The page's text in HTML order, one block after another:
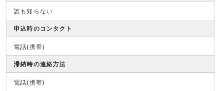
誰も知らない
申込時のコンタクト
電話(携帯)
滞納時の連絡方法
電話(携帯)